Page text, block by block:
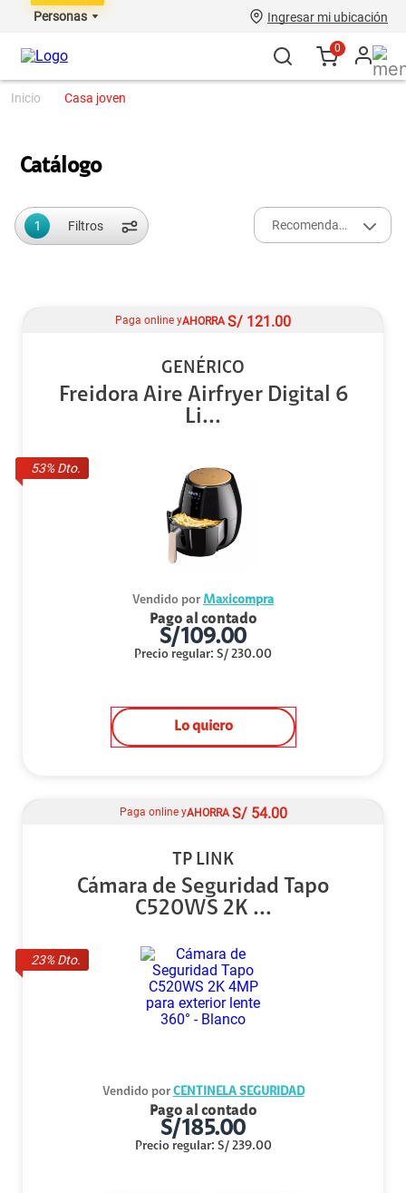
Personas Ingresar mi ubicación
0
casa joven
Catálogo
1 Filtros Recomendados
53% Dto.
Paga online yAHORRA S/ 121.00
GENÉRICO
Freidora Aire Airfryer Digital 6
Li...
Vendido por Maxicompra
Pago al contado
S/109.00
Precio regular: S/ 230.00
Lo quiero
23% Dto.
Paga online yAHORRA S/ 54.00
TP LINK
Cámara de Seguridad Tapo
C520WS 2K ...
Vendido por CENTINELA SEGURIDAD
Pago al contado
S/185.00
Precio regular: S/ 239.00